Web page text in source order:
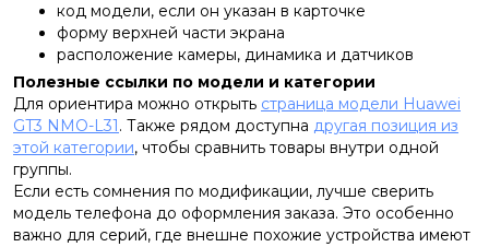
код модели, если он указан в карточке
форму верхней части экрана
расположение камеры, динамика и датчиков
Полезные ссылки по модели и категории
Для ориентира можно открыть страница модели Huawei
GT3 NMO-L31. Также рядом доступна другая позиция из
этой категории, чтобы сравнить товары внутри одной
группы.
Если есть сомнения по модификации, лучше сверить
модель телефона до оформления заказа. Это особенно
важно для серий, где внешне похожие устройства имеют